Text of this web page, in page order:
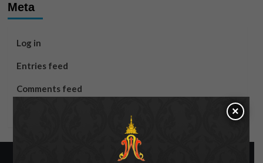
Meta
Log in
Entries feed
Comments feed
×